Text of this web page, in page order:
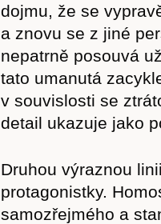
dojmu, že se
a znovu se z jiné
nepatrně posouvá
tato umanutá
v souvislosti se
detail ukazuje jako
Druhou výraznou
protagonistky.
samozřejmého a